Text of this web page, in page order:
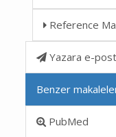
Reference
Yazara e-
Benzer
PubMed